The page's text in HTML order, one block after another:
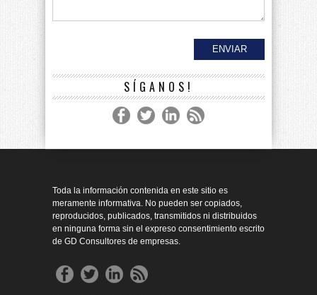
SÍGANOS!
Toda la información contenida en este sitio es
meramente informativa. No pueden ser copiados,
reproducidos, publicados, transmitidos ni distribuidos
en ninguna forma sin el expreso consentimiento escrito
de GD Consultores de empresas.